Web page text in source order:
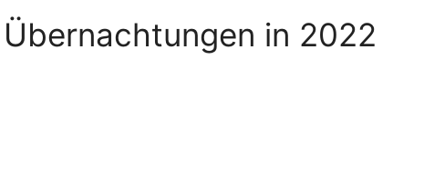
Übernachtungen in 2022